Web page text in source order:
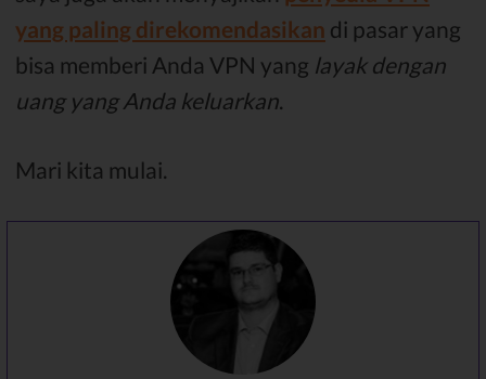
yang paling direkomendasikan di pasar yang
bisa memberi Anda VPN yang layak dengan
uang yang Anda keluarkan.
Mari kita mulai.